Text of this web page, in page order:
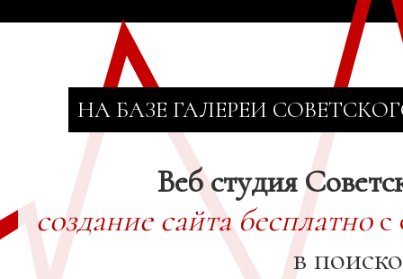
НА БАЗЕ ГАЛЕРЕИ
Веб студия
создание сайта бесплатнос
в